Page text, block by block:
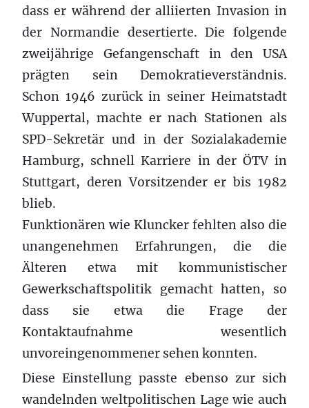
dass er während der alliierten Invasion in
der Normandie desertierte. Die folgende
zweijährige Gefangenschaft in den USA
prägten sein Demokratieverständnis.
Schon 1946 zurück in seiner Heimatstadt
Wuppertal, machte er nach Stationen als
SPD-Sekretär und in der Sozialakademie
Hamburg, schnell Karriere in der ÖTV in
Stuttgart, deren Vorsitzender er bis 1982
blieb.
Funktionären wie Kluncker fehlten also die
unangenehmen Erfahrungen, die die
Älteren etwa mit kommunistischer
Gewerkschaftspolitik gemacht hatten, so
dass sie etwa die Frage der
Kontaktaufnahme wesentlich
unvoreingenommener sehen konnten.
Diese Einstellung passte ebenso zur sich
wandelnden weltpolitischen Lage wie auch